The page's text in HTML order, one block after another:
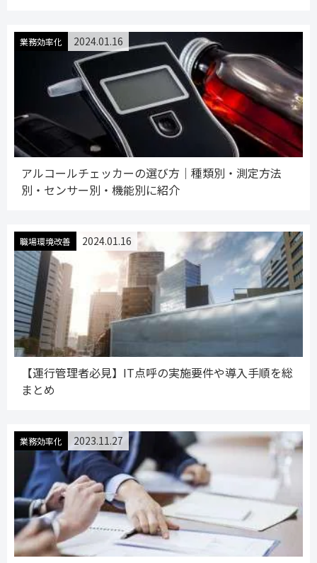
業務効率化 2024.01.16
アルコールチェッカーの選び方｜種類別・測定方法
別・センサー別・機能別に紹介
職場環境改善 2024.01.16
【運行管理者必見】IT点呼の実施要件や導入手順を総
まとめ
業務効率化 2023.11.27